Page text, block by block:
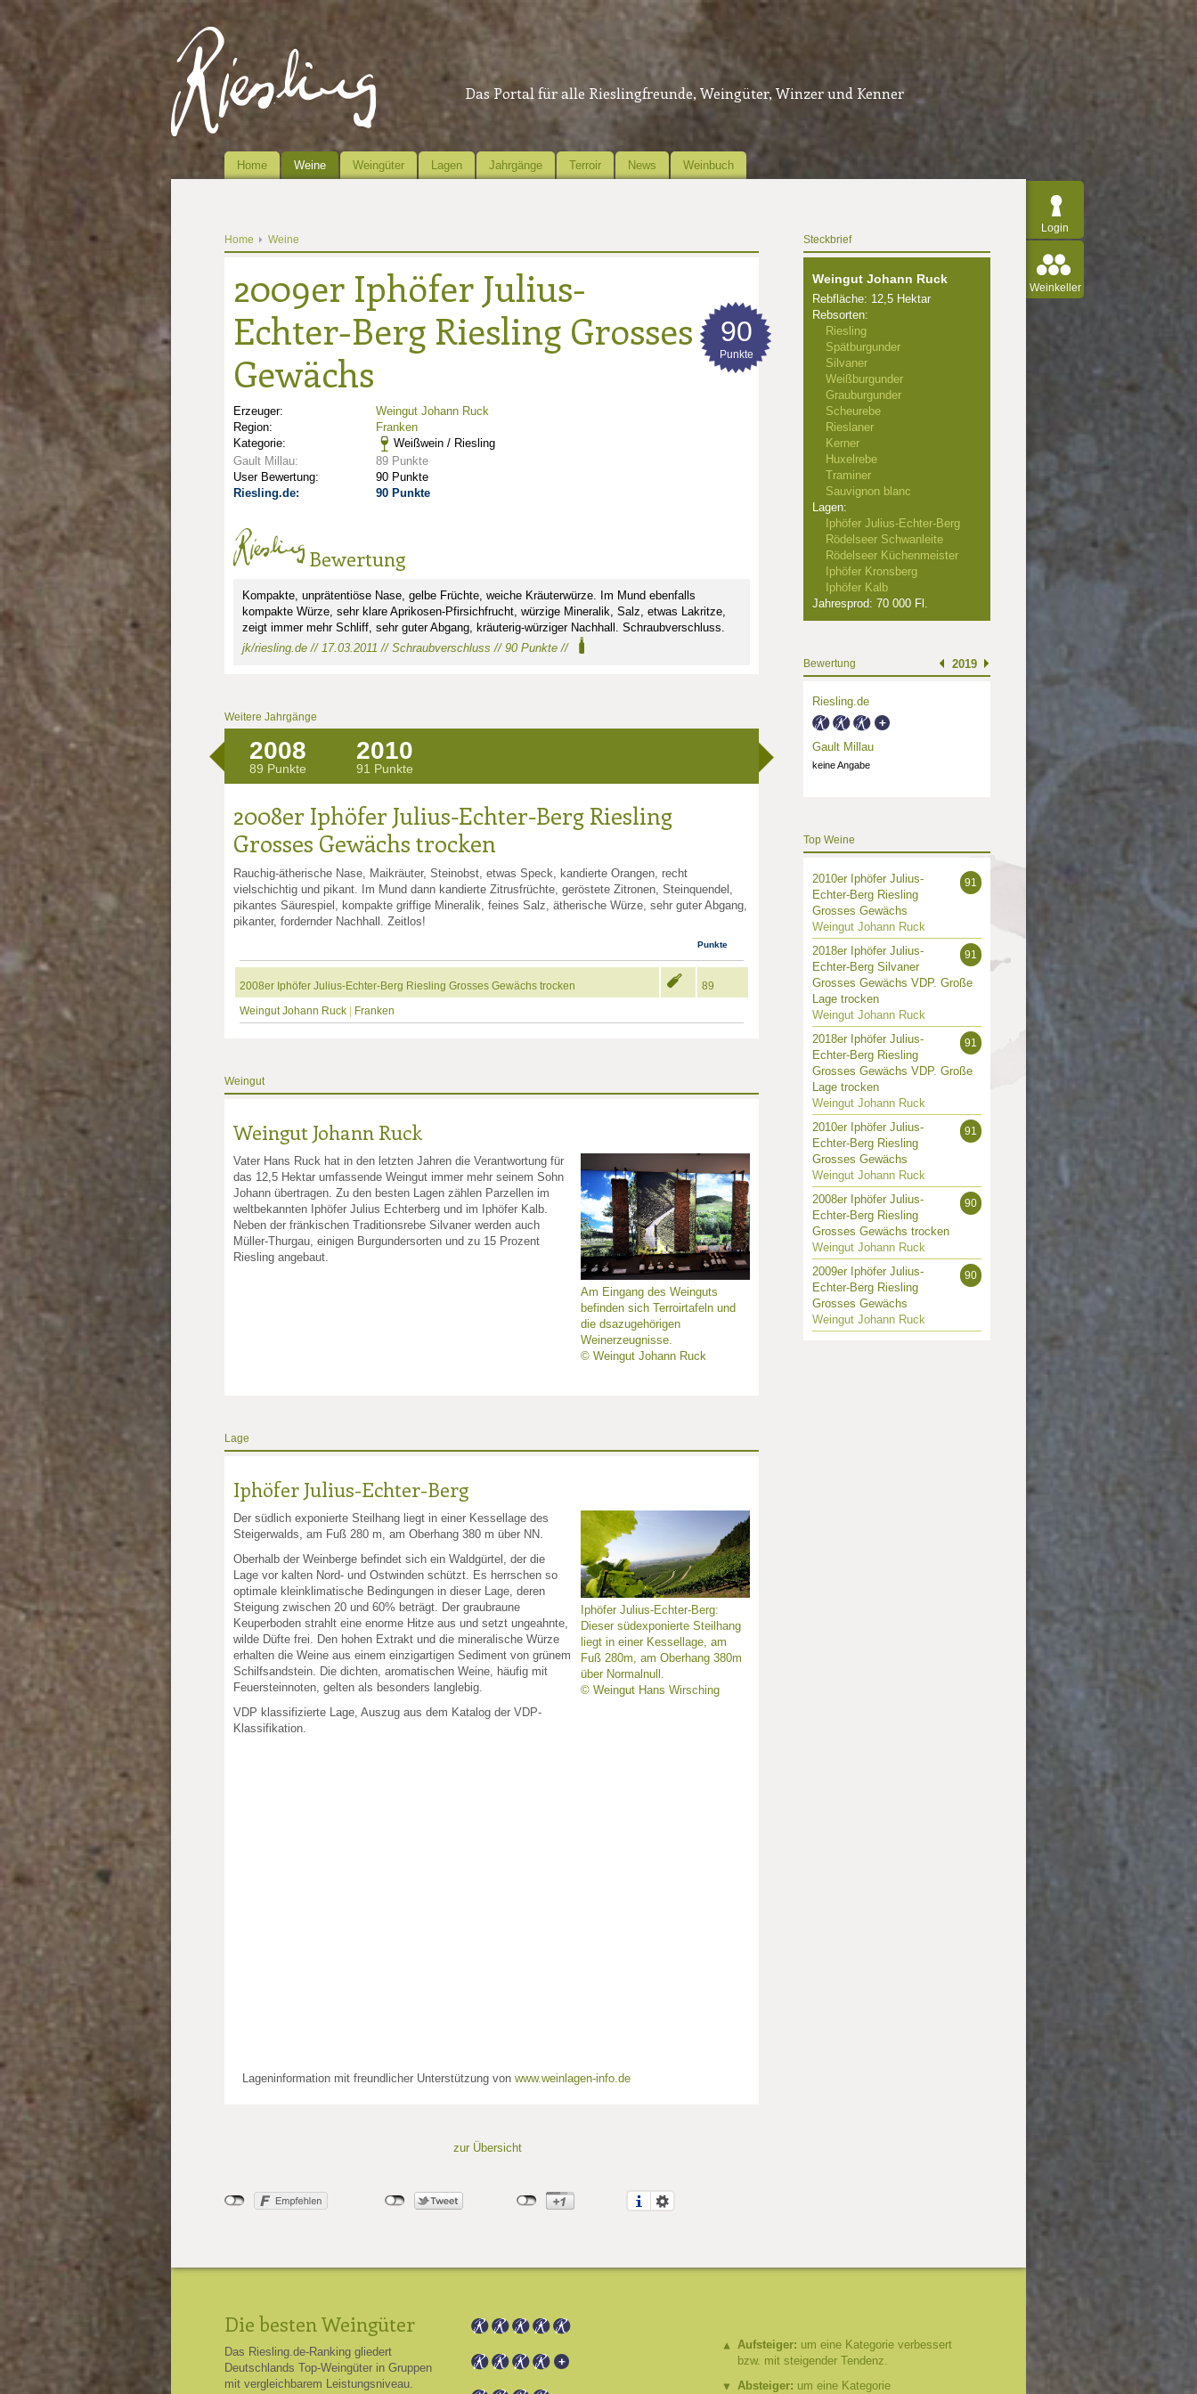
Das Portal für alle Rieslingfreunde, Weingüter, Winzer und Kenner
Home Weine Weingüter Lagen Jahrgänge Terroir News Weinbuch
Login
Weinkeller
Home Weine
2009er Iphöfer Julius-
Echter-Berg Riesling Grosses
Gewächs
Erzeuger:
Weingut Johann Ruck
Region:
Franken
Kategorie:
Weißwein / Riesling
Gault Millau:
89 Punkte
User Bewertung:
90 Punkte
Riesling.de:
90 Punkte
90
Punkte
Bewertung
Kompakte, unprätentiöse Nase, gelbe Früchte, weiche Kräuterwürze. Im Mund ebenfalls
kompakte Würze, sehr klare Aprikosen-Pfirsichfrucht, würzige Mineralik, Salz, etwas Lakritze,
zeigt immer mehr Schliff, sehr guter Abgang, kräuterig-würziger Nachhall. Schraubverschluss.
jk/riesling.de // 17.03.2011 // Schraubverschluss // 90 Punkte //
Weitere Jahrgänge
2008
89 Punkte
2010
91 Punkte
2008er Iphöfer Julius-Echter-Berg Riesling
Grosses Gewächs trocken
Rauchig-ätherische Nase, Maikräuter, Steinobst, etwas Speck, kandierte Orangen, recht
vielschichtig und pikant. Im Mund dann kandierte Zitrusfrüchte, geröstete Zitronen, Steinquendel,
pikantes Säurespiel, kompakte griffige Mineralik, feines Salz, ätherische Würze, sehr guter Abgang,
pikanter, fordernder Nachhall. Zeitlos!
Punkte
2008er Iphöfer Julius-Echter-Berg Riesling Grosses Gewächs trocken
89
Weingut Johann Ruck
Franken
Weingut
Weingut Johann Ruck
Am Eingang des Weinguts
befinden sich Terroirtafeln und
die dsazugehörigen
Weinerzeugnisse.
© Weingut Johann Ruck
Vater Hans Ruck hat in den letzten Jahren die Verantwortung für
das 12,5 Hektar umfassende Weingut immer mehr seinem Sohn
Johann übertragen. Zu den besten Lagen zählen Parzellen im
weltbekannten Iphöfer Julius Echterberg und im Iphöfer Kalb.
Neben der fränkischen Traditionsrebe Silvaner werden auch
Müller-Thurgau, einigen Burgundersorten und zu 15 Prozent
Riesling angebaut.
Lage
Iphöfer Julius-Echter-Berg
Iphöfer Julius-Echter-Berg:
Dieser südexponierte Steilhang
liegt in einer Kessellage, am
Fuß 280m, am Oberhang 380m
über Normalnull.
© Weingut Hans Wirsching
Der südlich exponierte Steilhang liegt in einer Kessellage des
Steigerwalds, am Fuß 280 m, am Oberhang 380 m über NN.
Oberhalb der Weinberge befindet sich ein Waldgürtel, der die
Lage vor kalten Nord- und Ostwinden schützt. Es herrschen so
optimale kleinklimatische Bedingungen in dieser Lage, deren
Steigung zwischen 20 und 60% beträgt. Der graubraune
Keuperboden strahlt eine enorme Hitze aus und setzt ungeahnte,
wilde Düfte frei. Den hohen Extrakt und die mineralische Würze
erhalten die Weine aus einem einzigartigen Sediment von grünem
Schilfsandstein. Die dichten, aromatischen Weine, häufig mit
Feuersteinnoten, gelten als besonders langlebig.
VDP klassifizierte Lage, Auszug aus dem Katalog der VDP-
Klassifikation.
Lageninformation mit freundlicher Unterstützung von www.weinlagen-info.de
zur Übersicht
Steckbrief
Weingut Johann Ruck
Rebfläche: 12,5 Hektar
Rebsorten:
Riesling
Spätburgunder
Silvaner
Weißburgunder
Grauburgunder
Scheurebe
Rieslaner
Kerner
Huxelrebe
Traminer
Sauvignon blanc
Lagen:
Iphöfer Julius-Echter-Berg
Rödelseer Schwanleite
Rödelseer Küchenmeister
Iphöfer Kronsberg
Iphöfer Kalb
Jahresprod: 70 000 Fl.
Bewertung 2019
Riesling.de
3.25
Punkte: 3.25
Gault Millau
keine Angabe
Top Weine
91
2010er Iphöfer Julius-
Echter-Berg Riesling
Grosses Gewächs
Weingut Johann Ruck
91
2018er Iphöfer Julius-
Echter-Berg Silvaner
Grosses Gewächs VDP. Große
Lage trocken
Weingut Johann Ruck
91
2018er Iphöfer Julius-
Echter-Berg Riesling
Grosses Gewächs VDP. Große
Lage trocken
Weingut Johann Ruck
91
2010er Iphöfer Julius-
Echter-Berg Riesling
Grosses Gewächs
Weingut Johann Ruck
90
2008er Iphöfer Julius-
Echter-Berg Riesling
Grosses Gewächs trocken
Weingut Johann Ruck
90
2009er Iphöfer Julius-
Echter-Berg Riesling
Grosses Gewächs
Weingut Johann Ruck
Die besten Weingüter
Das Riesling.de-Ranking gliedert
Deutschlands Top-Weingüter in Gruppen
mit vergleichbarem Leistungsniveau.
Aufsteiger: um eine Kategorie verbessert
bzw. mit steigender Tendenz.
Absteiger: um eine Kategorie